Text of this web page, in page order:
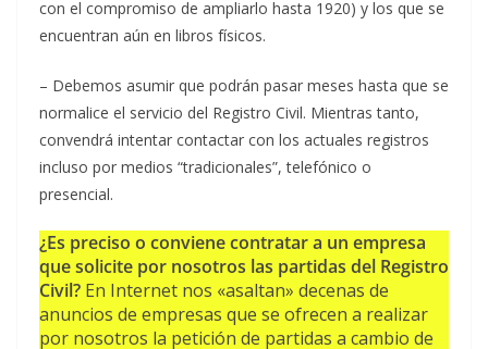
con el compromiso de ampliarlo hasta 1920) y los que se
encuentran aún en libros físicos.
– Debemos asumir que podrán pasar meses hasta que se
normalice el servicio del Registro Civil. Mientras tanto,
convendrá intentar contactar con los actuales registros
incluso por medios “tradicionales”, telefónico o
presencial.
¿Es preciso o conviene contratar a un empresa
que solicite por nosotros las partidas del Registro
Civil? En Internet nos «asaltan» decenas de
anuncios de empresas que se ofrecen a realizar
por nosotros la petición de partidas a cambio de